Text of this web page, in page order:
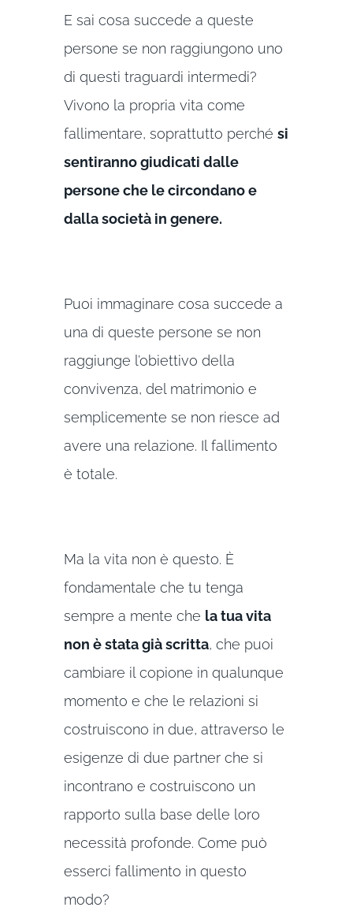
E sai cosa succede a queste
persone se non raggiungono uno
di questi traguardi intermedi?
Vivono la propria vita come
fallimentare, soprattutto perché si
sentiranno giudicati dalle
persone che le circondano e
dalla società in genere.
Puoi immaginare cosa succede a
una di queste persone se non
raggiunge l’obiettivo della
convivenza, del matrimonio e
semplicemente se non riesce ad
avere una relazione. Il fallimento
è totale.
Ma la vita non è questo. È
fondamentale che tu tenga
sempre a mente che la tua vita
non è stata già scritta, che puoi
cambiare il copione in qualunque
momento e che le relazioni si
costruiscono in due, attraverso le
esigenze di due partner che si
incontrano e costruiscono un
rapporto sulla base delle loro
necessità profonde. Come può
esserci fallimento in questo
modo?